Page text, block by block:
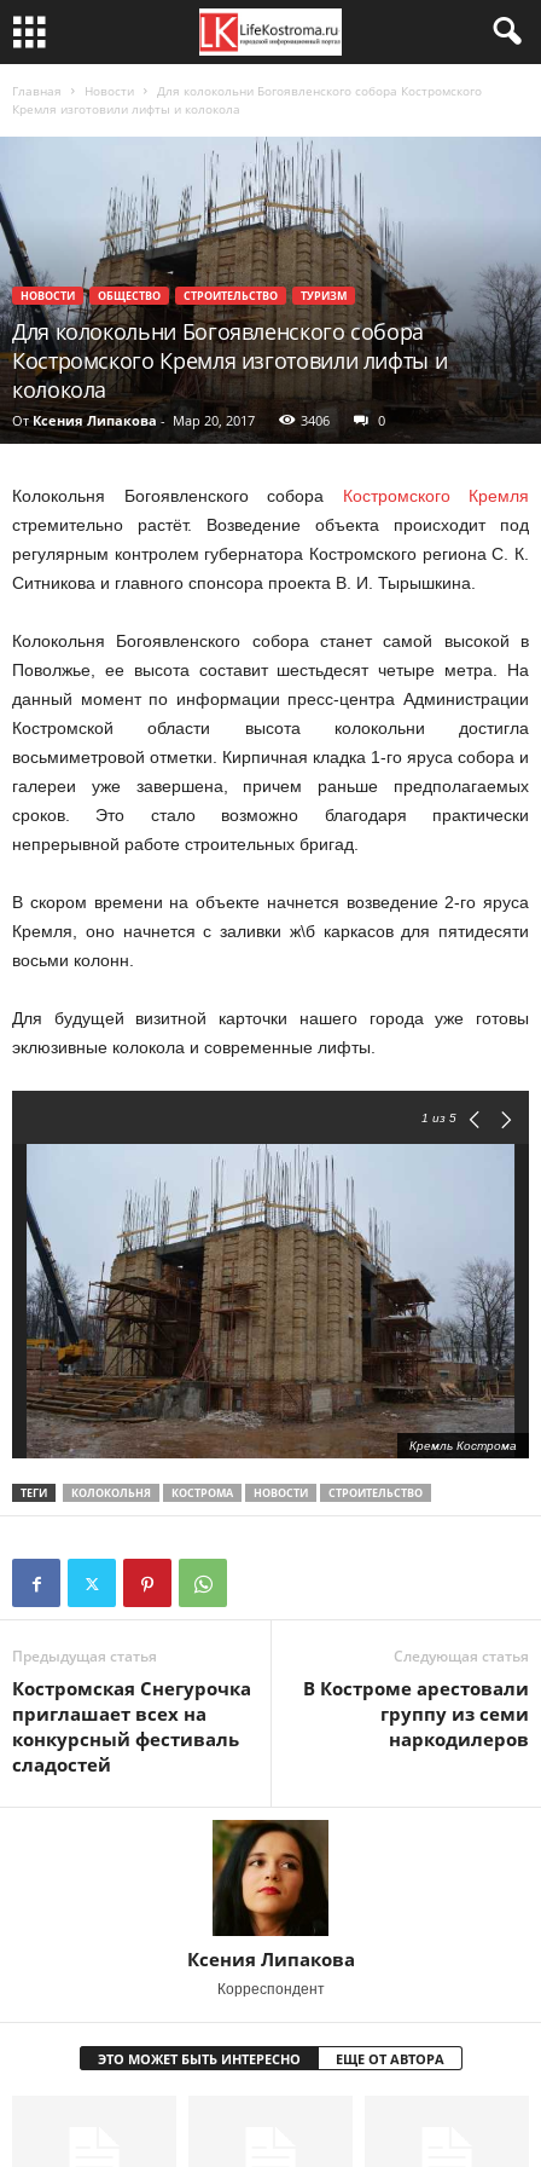
Главная Новости
Для колокольни Богоявленского собора Костромского
Кремля изготовили лифты и колокола
НОВОСТИ ОБЩЕСТВО СТРОИТЕЛЬСТВО ТУРИЗМ
Для колокольни Богоявленского собора
Костромского Кремля изготовили лифты и
колокола
От Ксения Липакова - Мар 20, 2017 3406 0
Колокольня Богоявленского собора Костромского Кремля
стремительно растёт. Возведение объекта происходит под
регулярным контролем губернатора Костромского региона С. К.
Ситникова и главного спонсора проекта В. И. Тырышкина.
Колокольня Богоявленского собора станет самой высокой в
Поволжье, ее высота составит шестьдесят четыре метра. На
данный момент по информации пресс-центра Администрации
Костромской области высота колокольни достигла
восьмиметровой отметки. Кирпичная кладка 1-го яруса собора и
галереи уже завершена, причем раньше предполагаемых
сроков. Это стало возможно благодаря практически
непрерывной работе строительных бригад.
В скором времени на объекте начнется возведение 2-го яруса
Кремля, оно начнется с заливки ж\б каркасов для пятидесяти
восьми колонн.
Для будущей визитной карточки нашего города уже готовы
эклюзивные колокола и современные лифты.
1 из 5
Кремль Кострома
ТЕГИ КОЛОКОЛЬНЯ КОСТРОМА НОВОСТИ СТРОИТЕЛЬСТВО
Предыдущая статья
Костромская Снегурочка
приглашает всех на
конкурсный фестиваль
сладостей
Следующая статья
В Костроме арестовали
группу из семи
наркодилеров
Ксения Липакова
Корреспондент
ЭТО МОЖЕТ БЫТЬ ИНТЕРЕСНО ЕЩЕ ОТ АВТОРА